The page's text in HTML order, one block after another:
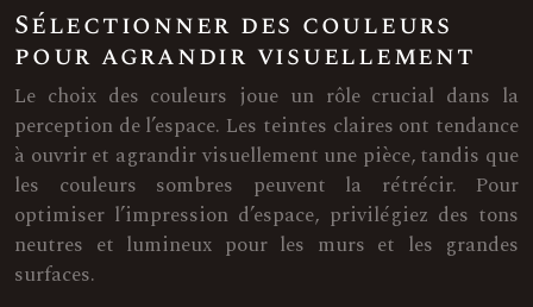
Sélectionner des couleurs
pour agrandir visuellement
Le choix des couleurs joue un rôle crucial dans la
perception de l’espace. Les teintes claires ont tendance
à ouvrir et agrandir visuellement une pièce, tandis que
les couleurs sombres peuvent la rétrécir. Pour
optimiser l’impression d’espace, privilégiez des tons
neutres et lumineux pour les murs et les grandes
surfaces.